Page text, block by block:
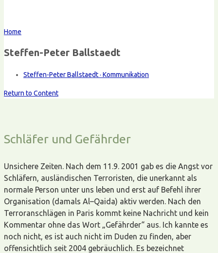
Home
Steffen-Peter Ballstaedt
Steffen-Peter Ballstaedt · Kommunikation
Return to Content
Schläfer und Gefährder
Unsichere Zeiten. Nach dem 11.9. 2001 gab es die Angst vor
Schläfern, ausländischen Terroristen, die unerkannt als
normale Person unter uns leben und erst auf Befehl ihrer
Organisation (damals Al–Qaida) aktiv werden. Nach den
Terroranschlägen in Paris kommt keine Nachricht und kein
Kommentar ohne das Wort „Gefährder“ aus. Ich kannte es
noch nicht, es ist auch nicht im Duden zu finden, aber
offensichtlich seit 2004 gebräuchlich. Es bezeichnet